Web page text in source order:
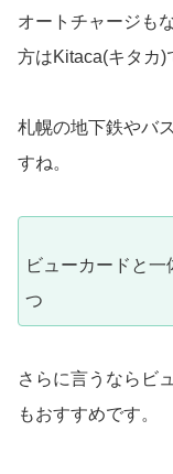
オートチャージも
方はKitaca(キタカ)
札幌の地下鉄やバ
すね。
ビューカードと
つ
さらに言うならビ
もおすすめです。